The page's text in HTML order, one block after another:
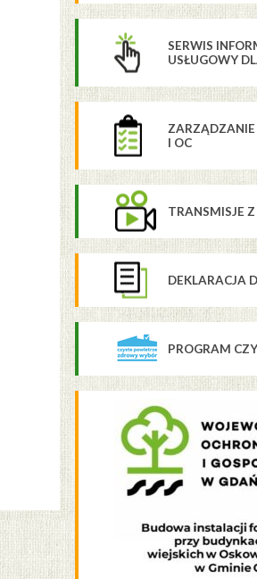
SERWIS
USŁUGOWY
ZARZĄDZANIE
I OC
TRANSMISJE
DEKLARACJA
PROGRAM